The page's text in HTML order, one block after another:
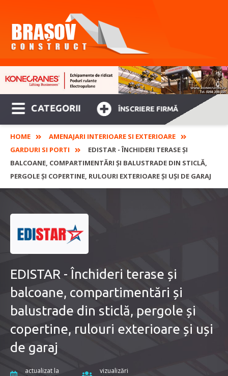
CATEGORII ÎNSCRIERE FIRMĂ
HOME
AMENAJARI INTERIOARE SI EXTERIOARE
GARDURI SI PORTI
EDISTAR - ÎNCHIDERI TERASE ȘI
BALCOANE, COMPARTIMENTĂRI ȘI BALUSTRADE DIN STICLĂ,
PERGOLE ȘI COPERTINE, RULOURI EXTERIOARE ȘI UȘI DE GARAJ
EDISTAR - Închideri terase și
balcoane, compartimentări și
balustrade din sticlă, pergole și
copertine, rulouri exterioare și uși
de garaj
actualizat la
vizualizări